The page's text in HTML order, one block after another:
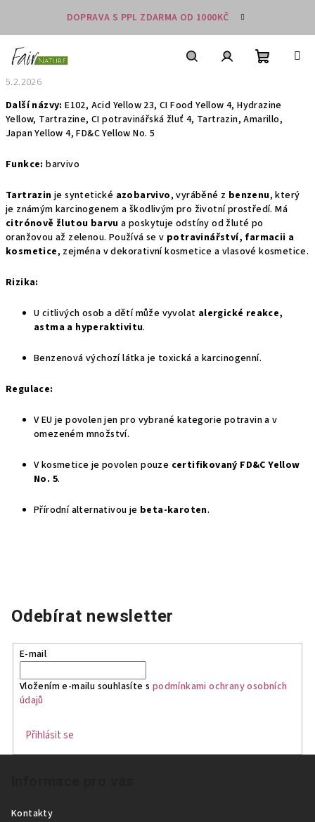
obsah
DOPRAVA S PPL ZDARMA OD 1000KČ
Nákupní
5.2.2026
Další názvy: E102, Acid Yellow 23, CI Food Yellow 4, Hydrazine
Yellow, Tartrazine, CI potravinářská žluť 4, Tartrazin, Amarillo,
Japan Yellow 4, FD&C Yellow No. 5
Funkce: barvivo
Tartrazinje syntetické azobarvivo, vyráběné z benzenu, který
je známým karcinogenem a škodlivým pro životní prostředí. Má
citrónově žlutou barvu a poskytuje odstíny od žluté po
oranžovou až zelenou. Používá se v potravinářství, farmacii a
kosmetice, zejména v dekorativní kosmetice a vlasové kosmetice.
Rizika:
U citlivých osob a dětí může vyvolat alergické reakce,
astma a hyperaktivitu.
Benzenová výchozí látka je toxická a karcinogenní.
Regulace:
V EU je povolen jen pro vybrané kategorie potravin a v
omezeném množství.
V kosmetice je povolen pouze certifikovaný FD&C Yellow
No. 5.
Přírodní alternativou je beta-karoten.
Odebírat newsletter
E-mail
Vložením e-mailu souhlasíte s podmínkami ochrany osobních
údajů
Přihlásit se
Kontakty